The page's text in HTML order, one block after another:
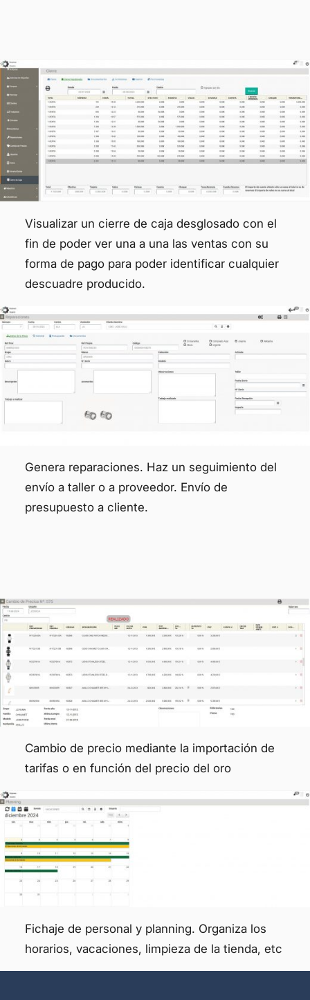
Visualizar un cierre de caja desglosado con el
fin de poder ver una a una las ventas con su
forma de pago para poder identificar cualquier
descuadre producido.
Genera reparaciones. Haz un seguimiento del
envío a taller o a proveedor. Envío de
presupuesto a cliente.
Cambio de precio mediante la importación de
tarifas o en función del precio del oro
Fichaje de personal y planning. Organiza los
horarios, vacaciones, limpieza de la tienda, etc